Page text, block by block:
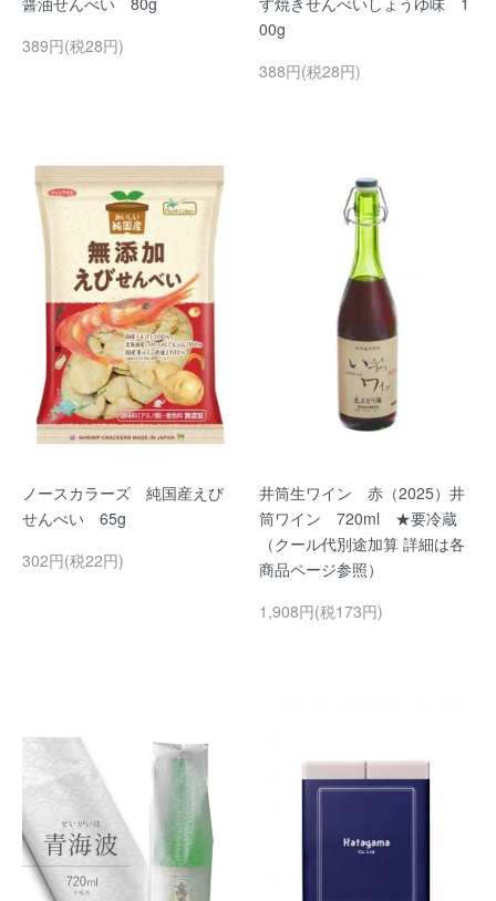
389円(税28円)
00g
388円(税28円)
ノースカラーズ 純国産えび
せんべい 65g
302円(税22円)
井筒生ワイン 赤（2025）井
筒ワイン 720ml ★要冷蔵
（クール代別途加算 詳細は各
商品ページ参照）
1,908円(税173円)